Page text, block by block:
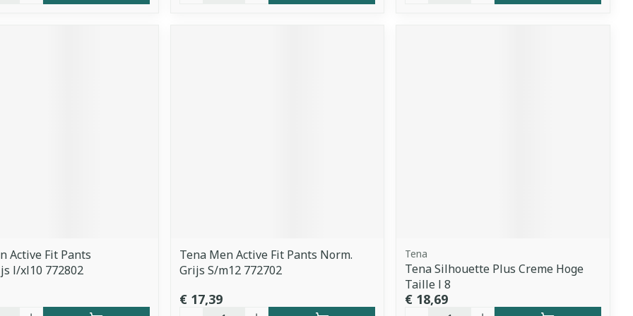
Active Fit Pants
l/xl10 772802
Tena Men Active Fit Pants Norm.
Grijs S/m12 772702
€ 17,39
Tena
Tena Silhouette Plus Creme Hoge
Taille l 8
€ 18,69